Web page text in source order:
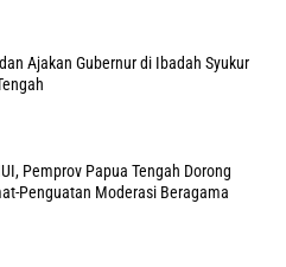
Ajakan Gubernur di Ibadah Syukur
Pemprov Papua Tengah Dorong
Penguatan Moderasi Beragama